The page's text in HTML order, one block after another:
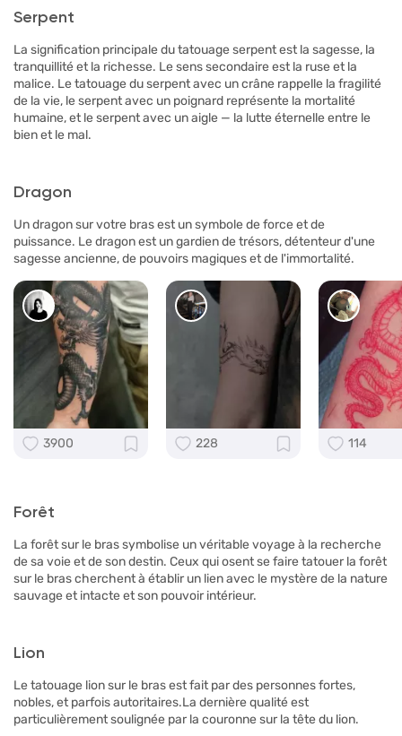
Serpent
La signification principale du tatouage serpent est la sagesse, la
tranquillité et la richesse. Le sens secondaire est la ruse et la
malice. Le tatouage du serpent avec un crâne rappelle la fragilité
de la vie, le serpent avec un poignard représente la mortalité
humaine, et le serpent avec un aigle — la lutte éternelle entre le
bien et le mal.
Dragon
Un dragon sur votre bras est un symbole de force et de
puissance. Le dragon est un gardien de trésors, détenteur d'une
sagesse ancienne, de pouvoirs magiques et de l'immortalité.
3900 228 114
Forêt
La forêt sur le bras symbolise un véritable voyage à la recherche
de sa voie et de son destin. Ceux qui osent se faire tatouer la forêt
sur le bras cherchent à établir un lien avec le mystère de la nature
sauvage et intacte et son pouvoir intérieur.
Lion
Le tatouage lion sur le bras est fait par des personnes fortes,
nobles, et parfois autoritaires.La dernière qualité est
particulièrement soulignée par la couronne sur la tête du lion.